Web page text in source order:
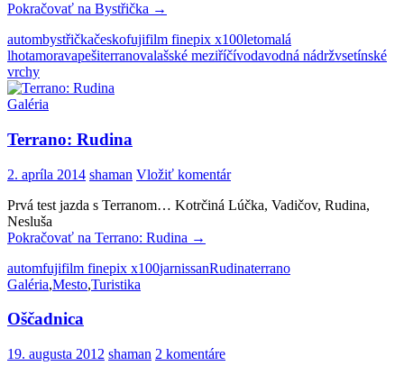
Pokračovať na Bystřička →
autombystřičkačeskofujifilm finepix x100letomalá
lhotamoravapešiterranovalašské meziříčívodavodná nádržvsetínské
vrchy
Galéria
Terrano: Rudina
2. apríla 2014 shaman Vložiť komentár
Prvá test jazda s Terranom… Kotrčiná Lúčka, Vadičov, Rudina,
Nesluša
Pokračovať na Terrano: Rudina →
automfujifilm finepix x100jarnissanRudinaterrano
Galéria,Mesto,Turistika
Oščadnica
19. augusta 2012 shaman 2 komentáre